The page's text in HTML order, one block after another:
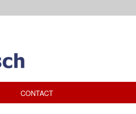
CONTACT